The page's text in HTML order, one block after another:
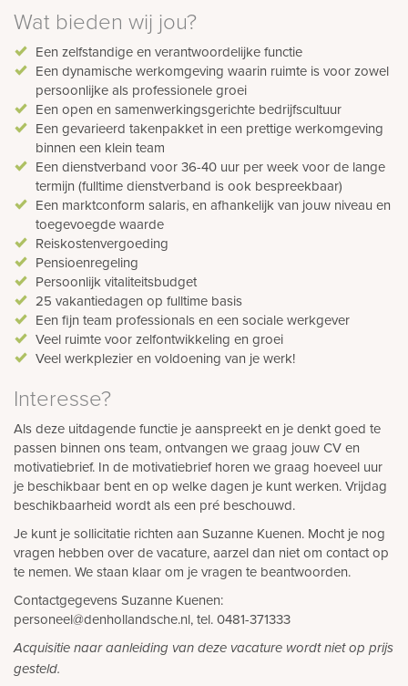
Wat bieden wij jou?
Een zelfstandige en verantwoordelijke functie
Een dynamische werkomgeving waarin ruimte is voor zowel
persoonlijke als professionele groei
Een open en samenwerkingsgerichte bedrijfscultuur
Een gevarieerd takenpakket in een prettige werkomgeving
binnen een klein team
Een dienstverband voor 36-40 uur per week voor de lange
termijn (fulltime dienstverband is ook bespreekbaar)
Een marktconform salaris, en afhankelijk van jouw niveau en
toegevoegde waarde
Reiskostenvergoeding
Pensioenregeling
Persoonlijk vitaliteitsbudget
25 vakantiedagen op fulltime basis
Een fijn team professionals en een sociale werkgever
Veel ruimte voor zelfontwikkeling en groei
Veel werkplezier en voldoening van je werk!
Interesse?
Als deze uitdagende functie je aanspreekt en je denkt goed te
passen binnen ons team, ontvangen we graag jouw CV en
motivatiebrief. In de motivatiebrief horen we graag hoeveel uur
je beschikbaar bent en op welke dagen je kunt werken. Vrijdag
beschikbaarheid wordt als een pré beschouwd.
Je kunt je sollicitatie richten aan Suzanne Kuenen. Mocht je nog
vragen hebben over de vacature, aarzel dan niet om contact op
te nemen. We staan klaar om je vragen te beantwoorden.
Contactgegevens Suzanne Kuenen:
personeel@denhollandsche.nl, tel. 0481-371333
Acquisitie naar aanleiding van deze vacature wordt niet op prijs
gesteld.